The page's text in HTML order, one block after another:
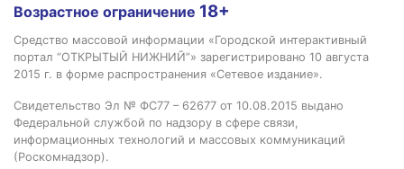
Возрастное ограничение 18+
Средство массовой информации «Городской интерактивный
портал “ОТКРЫТЫЙ НИЖНИЙ”» зарегистрировано 10 августа
2015 г. в форме распространения «Сетевое издание».
Свидетельство Эл № ФС77 – 62677 от 10.08.2015 выдано
Федеральной службой по надзору в сфере связи,
информационных технологий и массовых коммуникаций
(Роскомнадзор).